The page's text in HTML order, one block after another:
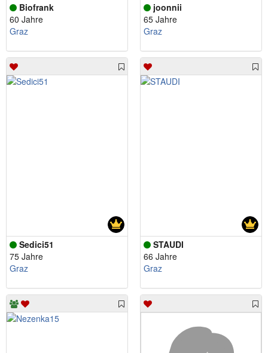
Biofrank
60 Jahre
Graz
joonnii
65 Jahre
Graz
Sedici51
75 Jahre
Graz
STAUDI
66 Jahre
Graz